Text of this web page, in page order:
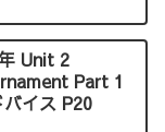
Unit 2
Part 1
イス P20